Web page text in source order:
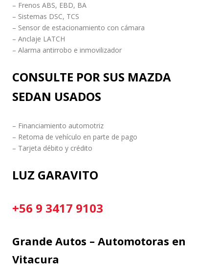
– Frenos ABS, EBD, BA
– Sistemas DSC, TCS
– Sensor de estacionamiento con cámara
– Anclaje LATCH
– Alarma antirrobo e inmovilizador
CONSULTE POR SUS MAZDA
SEDAN USADOS
– Financiamiento automotriz
– Retoma de vehículo en parte de pago
– Tarjeta débito y crédito
LUZ GARAVITO
+56 9 3417 9103
Grande Autos – Automotoras en
Vitacura